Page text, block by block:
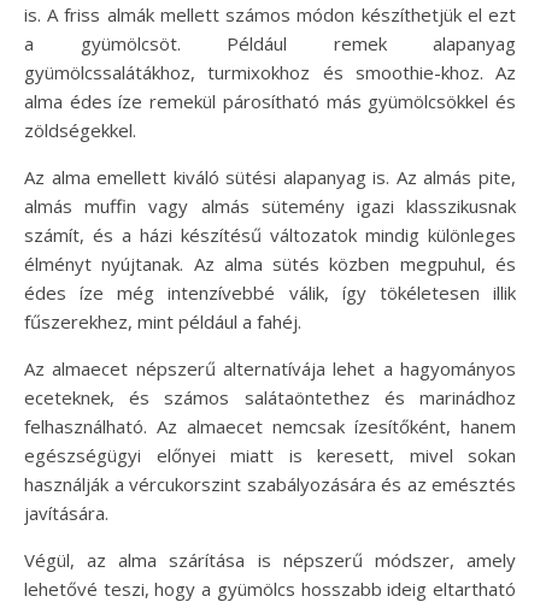
is. A friss almák mellett számos módon készíthetjük el ezt
a gyümölcsöt. Például remek alapanyag
gyümölcssalátákhoz, turmixokhoz és smoothie-khoz. Az
alma édes íze remekül párosítható más gyümölcsökkel és
zöldségekkel.
Az alma emellett kiváló sütési alapanyag is. Az almás pite,
almás muffin vagy almás sütemény igazi klasszikusnak
számít, és a házi készítésű változatok mindig különleges
élményt nyújtanak. Az alma sütés közben megpuhul, és
édes íze még intenzívebbé válik, így tökéletesen illik
fűszerekhez, mint például a fahéj.
Az almaecet népszerű alternatívája lehet a hagyományos
eceteknek, és számos salátaöntethez és marinádhoz
felhasználható. Az almaecet nemcsak ízesítőként, hanem
egészségügyi előnyei miatt is keresett, mivel sokan
használják a vércukorszint szabályozására és az emésztés
javítására.
Végül, az alma szárítása is népszerű módszer, amely
lehetővé teszi, hogy a gyümölcs hosszabb ideig eltartható